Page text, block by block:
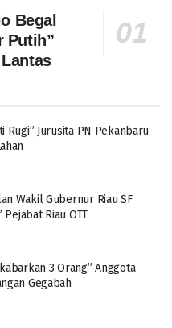
Begal
Putih”
Rugi” Jurusita PN Pekanbaru
Wakil Gubernur Riau SF
Riau OTT
3 Orang” Anggota
Gegabah